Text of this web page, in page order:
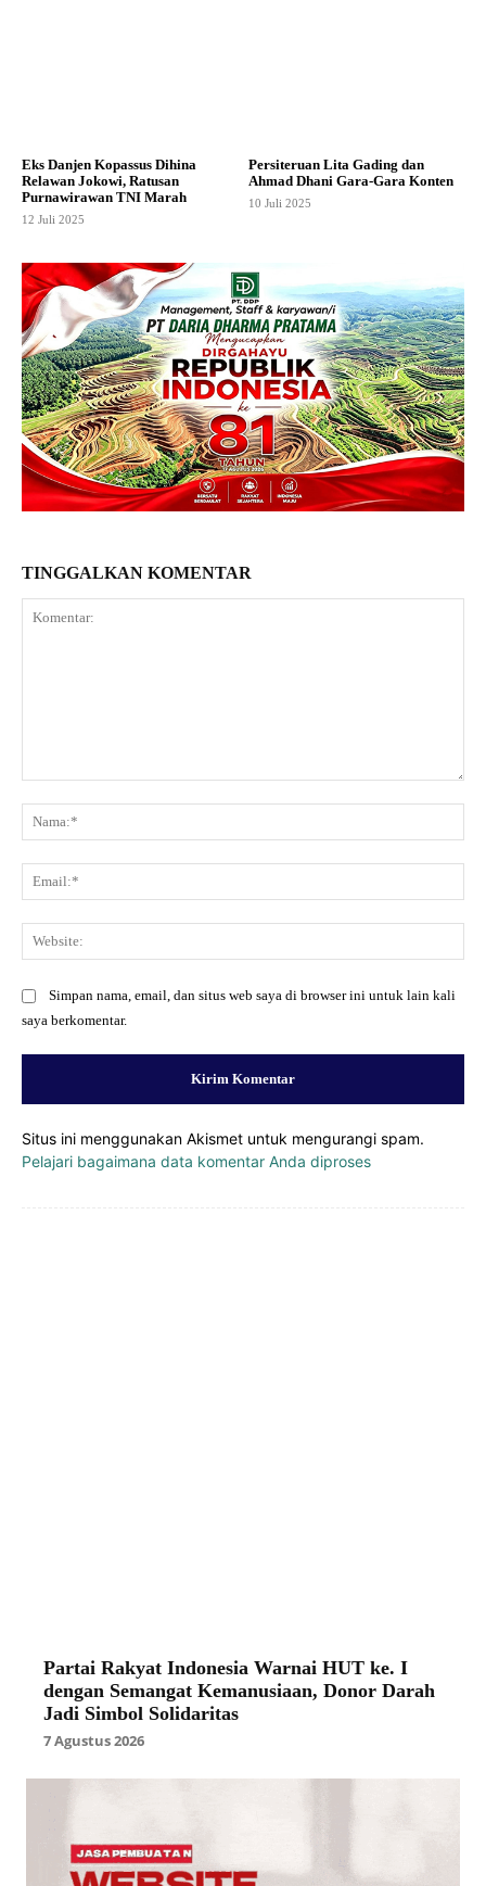
Eks Danjen Kopassus Dihina
Relawan Jokowi, Ratusan
Purnawirawan TNI Marah
12 Juli 2025
Persiteruan Lita Gading dan
Ahmad Dhani Gara-Gara Konten
10 Juli 2025
TINGGALKAN KOMENTAR
Simpan nama, email, dan situs web saya di browser ini untuk lain kali
saya berkomentar.
Situs ini menggunakan Akismet untuk mengurangi spam.
Pelajari bagaimana data komentar Anda diproses
Partai Rakyat Indonesia Warnai HUT ke. I
dengan Semangat Kemanusiaan, Donor Darah
Jadi Simbol Solidaritas
7 Agustus 2026